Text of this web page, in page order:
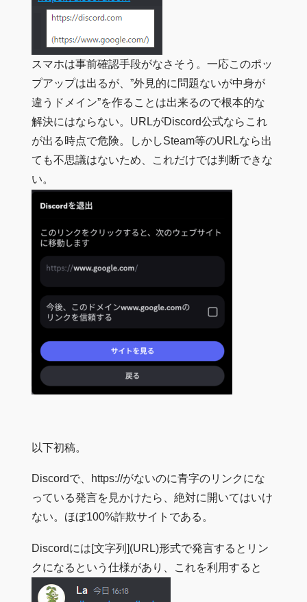
スマホは事前確認手段がなさそう。一応このポッ
プアップは出るが、”外見的に問題ないが中身が
違うドメイン”を作ることは出来るので根本的な
解決にはならない。URLがDiscord公式ならこれ
が出る時点で危険。しかしSteam等のURLなら出
ても不思議はないため、これだけでは判断できな
い。
以下初稿。
Discordで、https://がないのに青字のリンクにな
っている発言を見かけたら、絶対に開いてはいけ
ない。ほぼ100%詐欺サイトである。
Discordには[文字列](URL)形式で発言するとリン
クになるという仕様があり、これを利用すると